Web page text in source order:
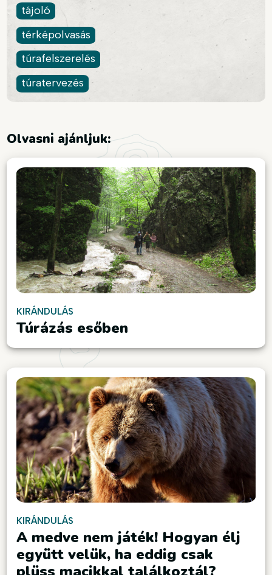
tájoló
térképolvasás
túrafelszerelés
túratervezés
Olvasni ajánljuk:
KIRÁNDULÁS
Túrázás esőben
KIRÁNDULÁS
A medve nem játék! Hogyan élj
együtt velük, ha eddig csak